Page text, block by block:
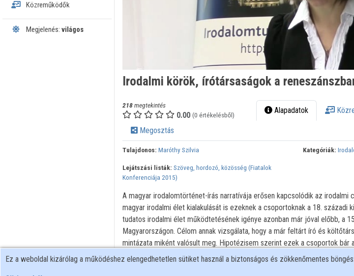
Közreműködők
Megjelenés: világos
Irodalmi körök, írótársaságok a
218megtekintés
0.00 (0 értékelésből) Alapadatok
Megosztás
Tulajdonos: Maróthy Szilvia Kategóriák:
Lejátszási listák: Szöveg, hordozó, közösség (Fiatalok
Konferenciája 2015)
A magyar irodalomtörténet-írás narratívája erősen kapcsolódik az
magyar irodalmi élet kialakulását is ezeknek a csoportoknak a 18. századi
tudatos irodalmi élet működtetésének igénye azonban már jóval előbb, a
Magyarországon. Célom annak vizsgálata, hogy a már feltárt író és
mintázata miként valósult meg. Hipotézisem szerint ezek a csoportok bár
vallási közösségek „textual communities” fogalmának megfelelően
Ez a weboldal kizárólag a működéshez elengedhetetlen sütiket használ a biztonságos és zökkenőmentes